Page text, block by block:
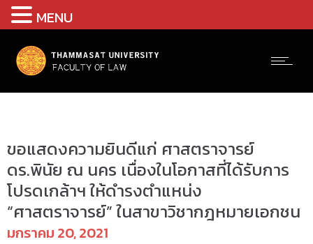
ขอแสดงความยินดีแก่ ศาสตราจารย์
ดร.พินัย ณ นคร เนื่องในโอกาสที่ได้รับการ
โปรดเกล้าฯ ให้ดำรงตำแหน่ง
“ศาสตราจารย์” ในสาขาวิชากฎหมายเอกชน
มกราคม 20, 2021
MENU